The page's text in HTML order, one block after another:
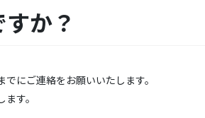
か？
にご連絡をお願いいたします。
す。